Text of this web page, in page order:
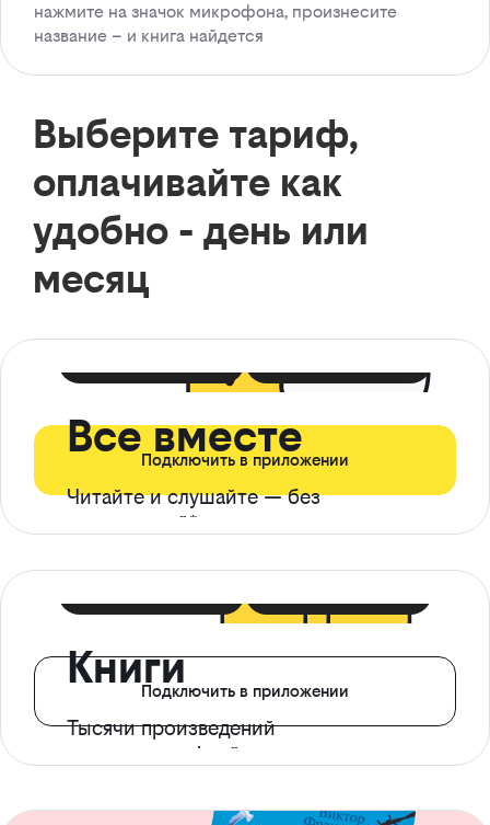
нажмите на значок микрофона, произнесите
название – и книга найдется
Выберите тариф,
оплачивайте как
удобно - день или
месяц
Все вместе
Читайте и слушайте — без
ограничений*
Подключить в приложении
Книги
Тысячи произведений
с доступом офлайн
Подключить в приложении